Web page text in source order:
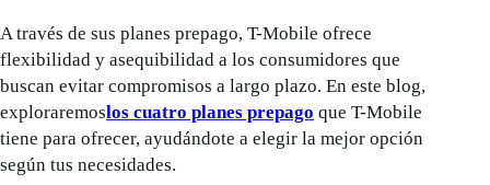
A través de sus planes prepago, T-Mobile ofrece
flexibilidad y asequibilidad a los consumidores que
buscan evitar compromisos a largo plazo. En este blog,
exploraremoslos cuatro planes prepago que T-Mobile
tiene para ofrecer, ayudándote a elegir la mejor opción
según tus necesidades.